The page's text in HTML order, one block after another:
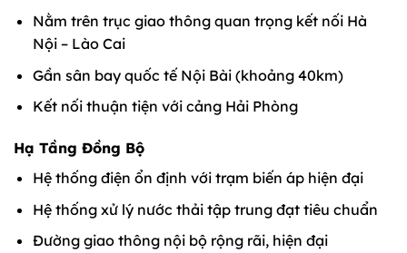
Nằm trên trục giao thông quan trọng kết nối Hà
Nội – Lào Cai
Gần sân bay quốc tế Nội Bài (khoảng 40km)
Kết nối thuận tiện với cảng Hải Phòng
Hạ Tầng Đồng Bộ
Hệ thống điện ổn định với trạm biến áp hiện đại
Hệ thống xử lý nước thải tập trung đạt tiêu chuẩn
Đường giao thông nội bộ rộng rãi, hiện đại